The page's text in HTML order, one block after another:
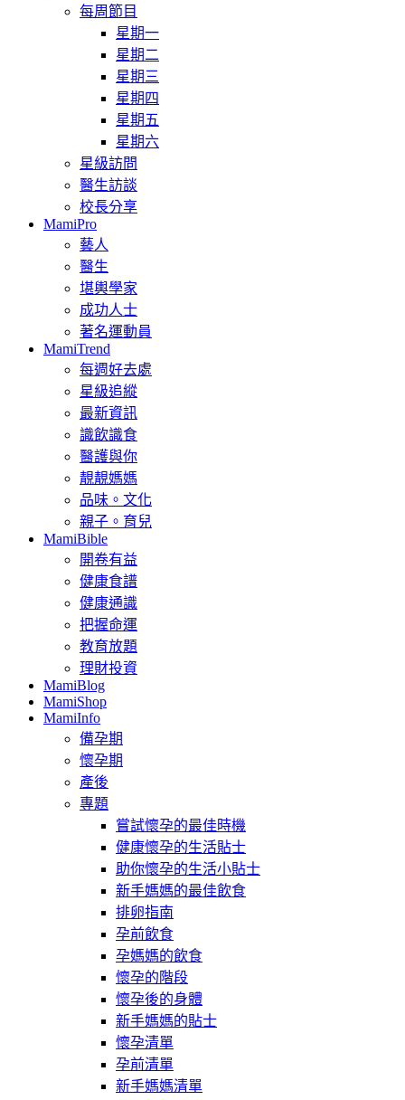
每周節目
星期一
星期二
星期三
星期四
星期五
星期六
星級訪問
醫生訪談
校長分享
MamiPro
藝人
醫生
堪輿學家
成功人士
著名運動員
MamiTrend
每週好去處
星級追縱
最新資訊
識飲識食
醫護與你
靚靚媽媽
品味。文化
親子。育兒
MamiBible
開卷有益
健康食譜
健康通識
把握命運
教育放題
理財投資
MamiBlog
MamiShop
MamiInfo
備孕期
懷孕期
產後
專題
嘗試懷孕的最佳時機
健康懷孕的生活貼士
助你懷孕的生活小貼士
新手媽媽的最佳飲食
排卵指南
孕前飲食
孕媽媽的飲食
懷孕的階段
懷孕後的身體
新手媽媽的貼士
懷孕清單
孕前清單
新手媽媽清單